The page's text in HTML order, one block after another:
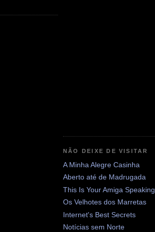
NÃO DEIXE DE VISITAR
A Minha Alegre Casinha
Aberto até de Madrugada
This Is Your Amiga Speaking
Os Velhotes dos Marretas
Internet's Best Secrets
Notícias sem Norte